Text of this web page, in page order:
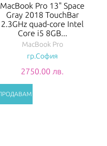
MacBook Pro 13" Space
Gray 2018 TouchBar
2.3GHz quad-core Intel
Core i5 8GB...
MacBook Pro
гр.София
2750.00 лв.